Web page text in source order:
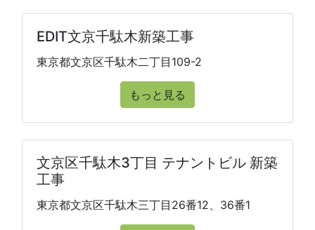
EDIT文京千駄木新築工事
東京都文京区千駄木二丁目109-2
もっと見る
文京区千駄木3丁目 テナントビル 新築
工事
東京都文京区千駄木三丁目26番12、36番1